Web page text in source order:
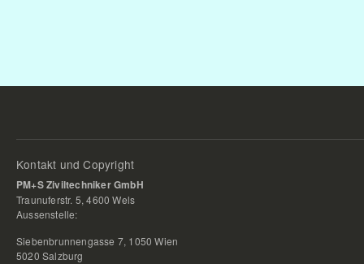
Kontakt und Copyright
PM+S Ziviltechniker GmbH
Traunuferstr. 5, 4600 Wels
Aussenstelle:
Siebenbrunnengasse 7, 1050 Wien
5020 Salzburg